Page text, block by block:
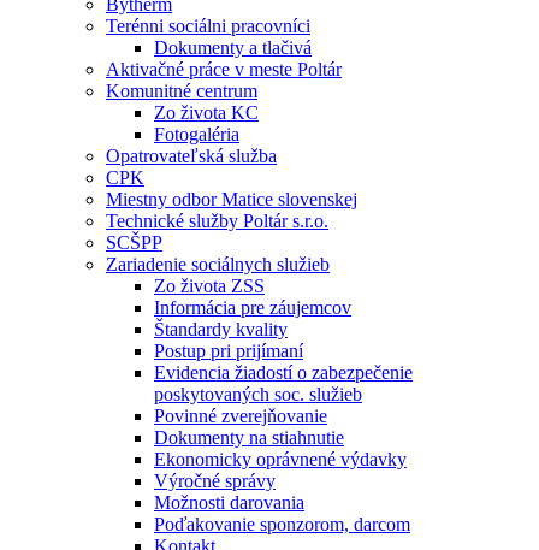
Bytherm
Terénni sociálni pracovníci
Dokumenty a tlačivá
Aktivačné práce v meste Poltár
Komunitné centrum
Zo života KC
Fotogaléria
Opatrovateľská služba
CPK
Miestny odbor Matice slovenskej
Technické služby Poltár s.r.o.
SCŠPP
Zariadenie sociálnych služieb
Zo života ZSS
Informácia pre záujemcov
Štandardy kvality
Postup pri prijímaní
Evidencia žiadostí o zabezpečenie
poskytovaných soc. služieb
Povinné zverejňovanie
Dokumenty na stiahnutie
Ekonomicky oprávnené výdavky
Výročné správy
Možnosti darovania
Poďakovanie sponzorom, darcom
Kontakt